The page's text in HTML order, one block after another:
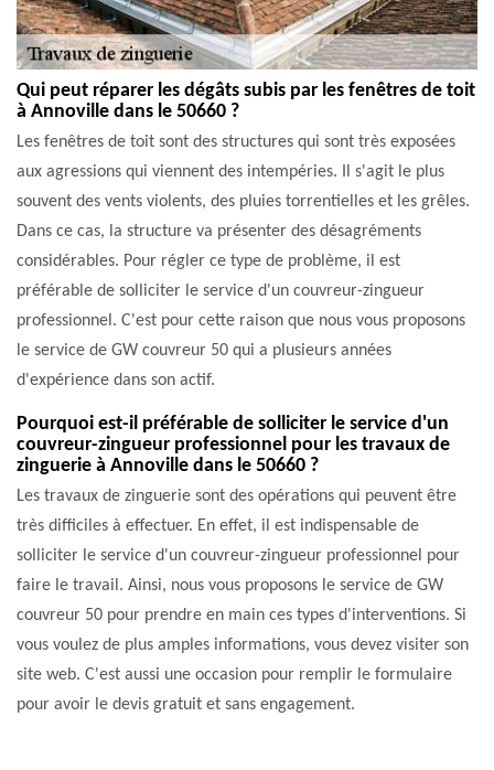
Qui peut réparer les dégâts subis par les fenêtres de toit
à Annoville dans le 50660 ?
Les fenêtres de toit sont des structures qui sont très exposées
aux agressions qui viennent des intempéries. Il s'agit le plus
souvent des vents violents, des pluies torrentielles et les grêles.
Dans ce cas, la structure va présenter des désagréments
considérables. Pour régler ce type de problème, il est
préférable de solliciter le service d'un couvreur-zingueur
professionnel. C'est pour cette raison que nous vous proposons
le service de GW couvreur 50 qui a plusieurs années
d'expérience dans son actif.
Pourquoi est-il préférable de solliciter le service d'un
couvreur-zingueur professionnel pour les travaux de
zinguerie à Annoville dans le 50660 ?
Les travaux de zinguerie sont des opérations qui peuvent être
très difficiles à effectuer. En effet, il est indispensable de
solliciter le service d'un couvreur-zingueur professionnel pour
faire le travail. Ainsi, nous vous proposons le service de GW
couvreur 50 pour prendre en main ces types d'interventions. Si
vous voulez de plus amples informations, vous devez visiter son
site web. C'est aussi une occasion pour remplir le formulaire
pour avoir le devis gratuit et sans engagement.